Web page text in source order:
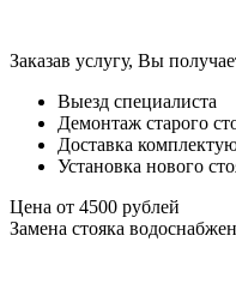
Заказав услугу, Вы
Выезд специалиста
Демонтаж старого
Доставка
Установка нового
Цена от 4500 рублей
Замена стояка